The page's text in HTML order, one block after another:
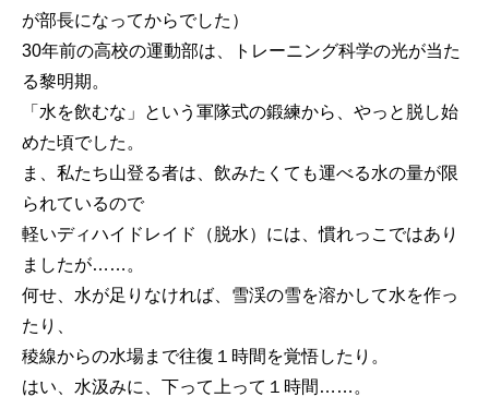
が部長になってからでした）
30年前の高校の運動部は、トレーニング科学の光が当た
る黎明期。
「水を飲むな」という軍隊式の鍛練から、やっと脱し始
めた頃でした。
ま、私たち山登る者は、飲みたくても運べる水の量が限
られているので
軽いディハイドレイド（脱水）には、慣れっこではあり
ましたが……。
何せ、水が足りなければ、雪渓の雪を溶かして水を作っ
たり、
稜線からの水場まで往復１時間を覚悟したり。
はい、水汲みに、下って上って１時間……。